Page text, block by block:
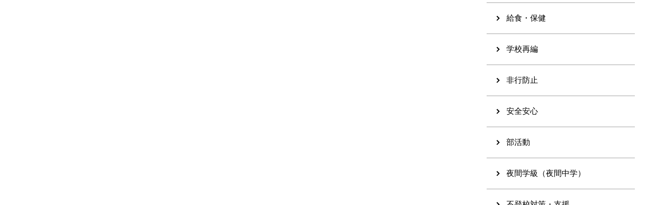
給食・保健
学校再編
非行防止
安全安心
部活動
夜間学級（夜間中学）